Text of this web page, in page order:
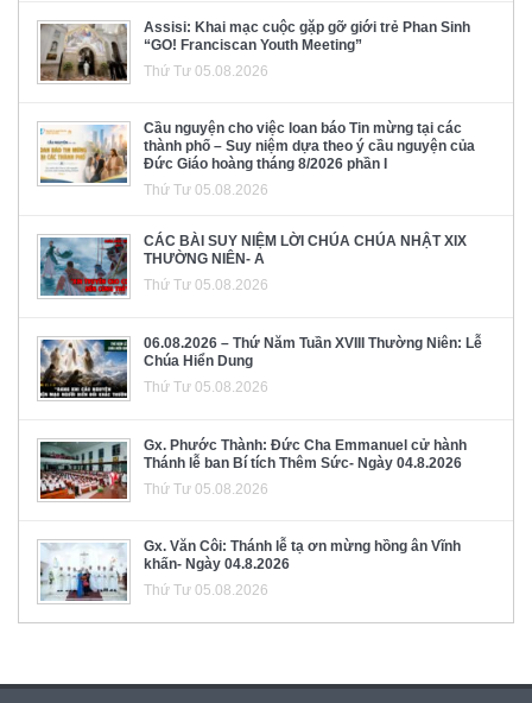
Assisi: Khai mạc cuộc gặp gỡ giới trẻ Phan Sinh
“GO! Franciscan Youth Meeting”
Thứ Tư 05.08.2026
Cầu nguyện cho việc loan báo Tin mừng tại các
thành phố – Suy niệm dựa theo ý cầu nguyện của
Đức Giáo hoàng tháng 8/2026 phần I
Thứ Tư 05.08.2026
CÁC BÀI SUY NIỆM LỜI CHÚA CHÚA NHẬT XIX
THƯỜNG NIÊN- A
Thứ Tư 05.08.2026
06.08.2026 – Thứ Năm Tuần XVIII Thường Niên: Lễ
Chúa Hiển Dung
Thứ Tư 05.08.2026
Gx. Phước Thành: Đức Cha Emmanuel cử hành
Thánh lễ ban Bí tích Thêm Sức- Ngày 04.8.2026
Thứ Tư 05.08.2026
Gx. Văn Côi: Thánh lễ tạ ơn mừng hồng ân Vĩnh
khấn- Ngày 04.8.2026
Thứ Tư 05.08.2026